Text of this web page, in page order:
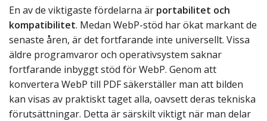
En av de viktigaste fördelarna är portabilitet och
kompatibilitet. Medan WebP-stöd har ökat markant de
senaste åren, är det fortfarande inte universellt. Vissa
äldre programvaror och operativsystem saknar
fortfarande inbyggt stöd för WebP. Genom att
konvertera WebP till PDF säkerställer man att bilden
kan visas av praktiskt taget alla, oavsett deras tekniska
förutsättningar. Detta är särskilt viktigt när man delar